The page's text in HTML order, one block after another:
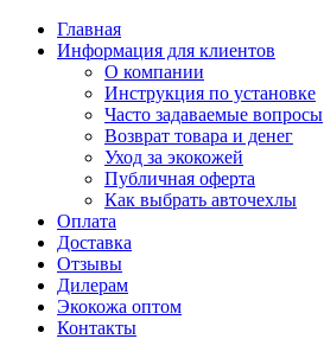
Главная
Информация для клиентов
О компании
Инструкция по установке
Часто задаваемые вопросы
Возврат товара и денег
Уход за экокожей
Публичная оферта
Как выбрать авточехлы
Оплата
Доставка
Отзывы
Дилерам
Экокожа оптом
Контакты